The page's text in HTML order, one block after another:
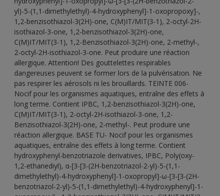
yl)-5-(1,1-dimethylethyl)-4-hydroxyphenyl]-1-oxopropoxy]-,
1,2-benzisothiazol-3(2H)-one, C(M)IT/MIT(3-1), 2-octyl-2H-
isothiazol-3-one, 1,2-benzisothiazol-3(2H)-one,
C(M)IT/MIT(3-1), 1,2-Benzisothiazol-3(2H)-one, 2-methyl-,
2-octyl-2H-isothiazol-3-one. Peut produire une réaction
allergique. Attention! Des gouttelettes respirables
dangereuses peuvent se former lors de la pulvérisation. Ne
pas respirer les aérosols ni les brouillards. TEINTE 006-
Nocif pour les organismes aquatiques, entraîne des effets à
long terme. Contient IPBC, 1,2-benzisothiazol-3(2H)-one,
C(M)IT/MIT(3-1), 2-octyl-2H-isothiazol-3-one, 1,2-
Benzisothiazol-3(2H)-one, 2-methyl-. Peut produire une
réaction allergique. BASE TU- Nocif pour les organismes
aquatiques, entraîne des effets à long terme. Contient
hydroxyphenyl-benzotriazole derivatives, IPBC, Poly(oxy-
1,2-ethanediyl), α-[3-[3-(2H-benzotriazol-2-yl)-5-(1,1-
dimethylethyl)-4-hydroxyphenyl]-1-oxopropyl]-ω-[3-[3-(2H-
benzotriazol-2-yl)-5-(1,1-dimethylethyl)-4-hydroxyphenyl]-1-